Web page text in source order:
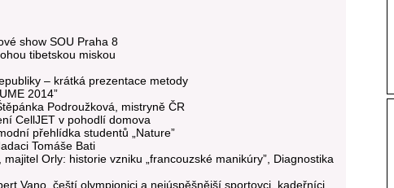
show SOU Praha 8
tibetskou miskou
– krátká prezentace metody
2014”
Podroužková, mistryně ČR
CellJET v pohodlí domova
přehlídka studentů „Nature”
Tomáše Bati
Orly: historie vzniku „francouzské manikúry”, Diagnostika
Vano, čeští olympionici a nejúspěšnější sportovci, kadeřníci